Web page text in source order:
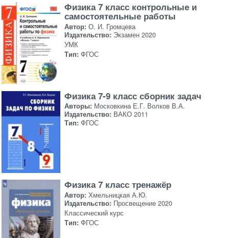
Физика 7 класс контрольные и
самостоятельные работы
Автор: О. И. Громцева
Издательство: Экзамен 2020
УМК
Тип: ФГОС
Физика 7-9 класс сборник задач
Авторы: Московкина Е.Г. Волков В.А.
Издательство: ВАКО 2011
Тип: ФГОС
Физика 7 класс тренажёр
Автор: Хмельницкая А.Ю.
Издательство: Просвещение 2020
Классический курс
Тип: ФГОС